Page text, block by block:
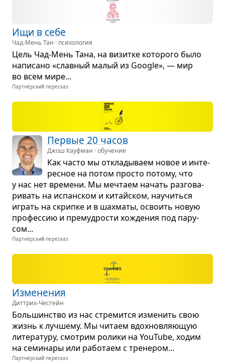
Ищи в себе
Чад-Мень Тан · психология
Цель Чад-Мень Тана, на визитке кото­рого было
напи­сано «слав­ный малый из Google», — мир
во всем мире...
Партнёрский пересказ
Пер­вые 20 часов
Джош Кауфман · обучение
Как часто мы откла­ды­ваем новое и инте­
рес­ное на потом про­сто потому, что
у нас нет вре­мени. Мы меч­таем начать раз­го­ва­
ри­вать на испан­ском и китайском, научиться
играть на скрипке и в шах­маты, осво­ить новую
про­фес­сию и пре­муд­ро­сти хожде­ния под пару­
сом...
Партнёрский пересказ
Изме­не­ния
Диттрих-Честейн
Боль­шин­ство из нас стре­мится изме­нить свою
жизнь к луч­шему. Мы читаем вдох­нов­ля­ю­щую
лите­ра­туру, смот­рим ролики на YouTube, ходим
на семи­нары или рабо­таем с тре­не­ром...
Партнёрский пересказ